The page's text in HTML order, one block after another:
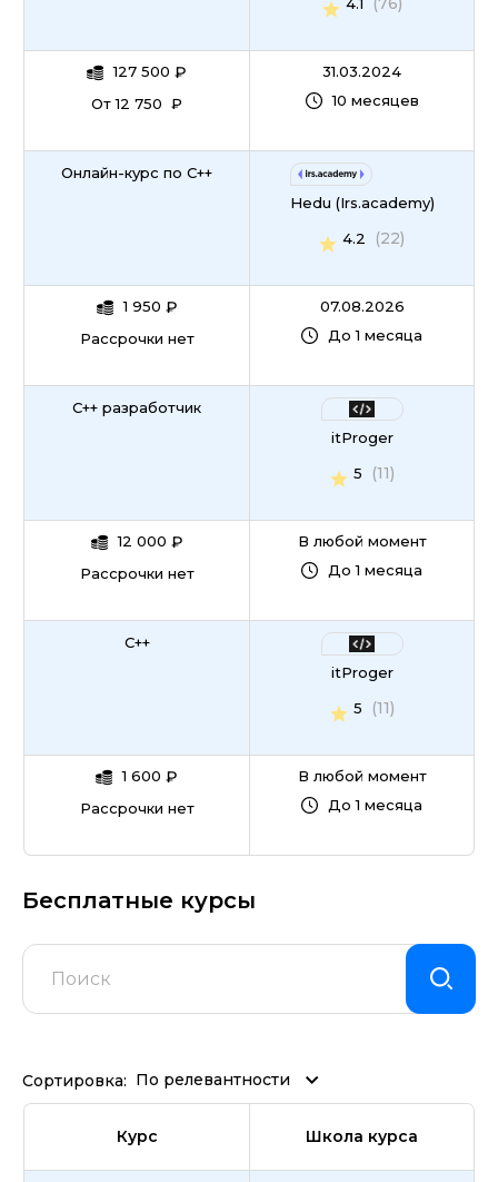
127 500 ₽
От 12 750 ₽
31.03.2024
10 месяцев
Онлайн-курс по С++
1 950 ₽
Рассрочки нет
Hedu (Irs.academy)
4.2
(22)
07.08.2026
До 1 месяца
C++ разработчик
12 000 ₽
Рассрочки нет
itProger
5
(11)
В любой момент
До 1 месяца
C++
1 600 ₽
Рассрочки нет
itProger
5
(11)
В любой момент
До 1 месяца
Бесплатные курсы
Сортировка: По релевантности
Курс Школа курса